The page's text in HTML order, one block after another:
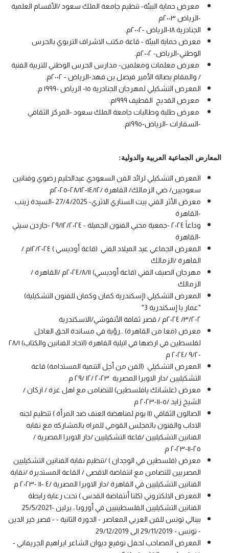
معرض حماية البيئة- تنظيم جامعة الملك سعود /الأقسام العلمية
-الرياض ٢٠٠٣م
الجنادرية ١٨-الرياض -٢٠٠٢م.
معرض حماية البيئة - قاعة مكتب الاشراف التربوي بالحرس
الوطني-الرياض- ٢٠٠٢م.
معرض معلمات ومعلمين- مدارس الحرس الوطني للتربية الفنية
/ والمقام بصالة الأمير فيصل بن فهد-الرياض - ٢٠٠٢م.
المعرض التشكيلي لمهرجان الجنادرية ١٥- الرياض -١٩٩٩ م.
معرض القديح القطيف ١٩٩٩م.
معرض طلبة وطالبات جامعة الملك سعود -المركز الثقافي
-السفارات -الرياض-١٩٩٥م.
المعارض الجماعية العربية والدولية:
المعرض التشكيلي لرائد الفن السعودي عبدالحليم رضوي وفنانين
سعوديين/ ضي الزمالك/ القاهرة /١٤/١٢-٢٨/١٢-٢٠٢٥م
معرض الأثر الفني بيت السناري الاثري- 27/4/2025 -السيدة زينب
-القاهرة
وداعاً ٢٠٢٤ -جمعية محبي الفنون الجميلة - ٢٩/١٢/٢٠٢٤ -جاردن سيتي
-القاهرة
المعرض الجماعي عيد الميلاد الفني (قاعة أوديسي ) ١٢/٢٠٢٤م /
القاهرة /الزمالك
مهرجان الصيف الفني (قاعة أوديسي) ٢٠٢٤/٨/١١م /القاهرة /
الزمالك
المعرض التشكيلي (إسكندرية كمان وكمان للفنون التشكيلية)
"عمار يا إسكندرية 3"
٢-٣/٢/ ٢٠٢٤م / قصر ثقافة الأنفوشي/الاسكندرية
معرض (معا من القاهرة) ..رؤية في مساندة الحق العادل
لفلسطين في ارضها في اتيلية القاهرة (اتحاد الفنانين والكتاب) ٢٨/١
-٩/٢ /٢٠٢٤ م
المعرض التشكيلي (الفن من أجل التنمية المستدامة) قاعة
التشكيليين /دار الاوبرا المصرية ٢٠٢٣ /١٢ /٢٩ م
معرض (علشانك يافلسطين) للتضامن مع اهل غزة / اركان /
الشيخ زايد /٥-١١-٢٠٢٣ م
الصالون الثقافي (١١ يوم لمناهضة العنف ضد المرأة ) تنظيم لجنه
الاداب والفنون بالمجلس القومي للمراه بالمشاركه مع نقابه
الفنانين التشكيليين /قاعة التشكيليين /دار الاوبرا المصرية /
٢٥-١١-٢٠٢٣ م
معرض (فلسطين في الوجدان ) /تنظيم نقابة الفنانين التشكيليين
المصريين للتضامن مع انتفاضة الاقصى / القاعة المستديرة /نقابة
الفنانين التشكيليين في القاهرة /دار الاوبرا المصرية /٤ -١١ -٢٠٢٣ م
المعرض الالكتروني (كلنا أنتفاضة القدس ) تحت رعاية رابطة
الفنانين التشكيليين الفلسطينيين في أوروبا ، برلين -25/5/2021
بينالي تونس للفن العربي المعاصر - الدورة الثانية - - قصر خير الدين
- تونس - 29/11/2019 الى 29/12/2019
المعرض المصاحب لحفل توقيع ديوان الشاعر ابراهيم الجريفاني -